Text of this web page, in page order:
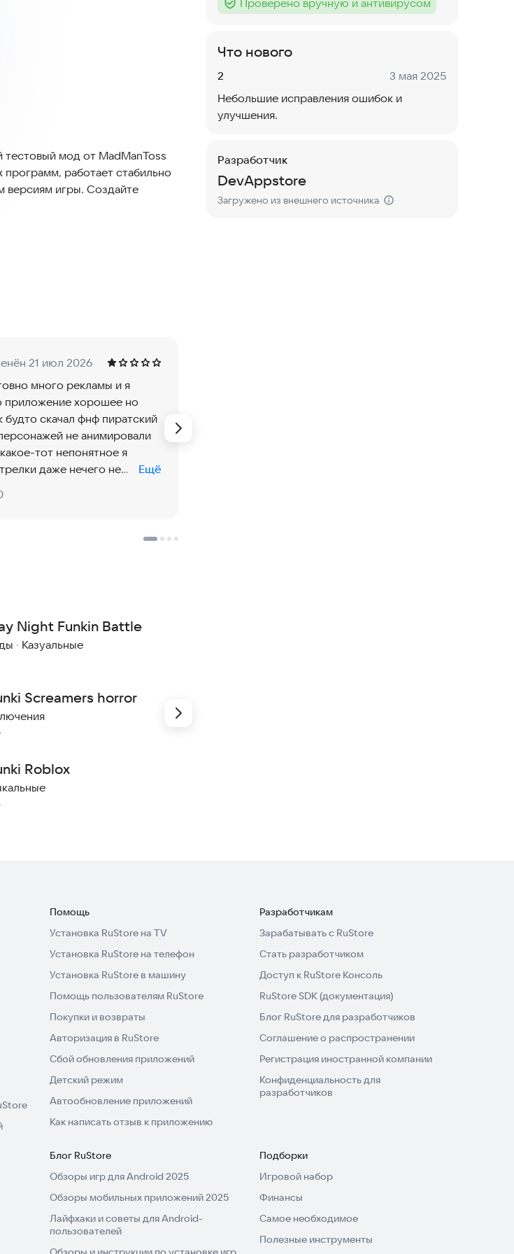
мод от MadManToss
работает стабильно
версиям игры. Создайте
Night Funkin'? Теперь у вас
к выступлению —
чтобы испытать новые
21 июл 2026
много рекламы и я
приложение хорошее но
будто скачал фнф пиратский
не анимировали
тот непонятное я
даже нечего не
приложение просто
не работает думал
Ещё
Night Funkin Battle
· Казуальные
Screamers horror
Roblox
Тег :
Проверено вручную и антивирусом
Что нового
Версия:
2 Дата:
3 мая 2025
Небольшие исправления ошибок и
улучшения.
Разработчик
DevAppstore
Загружено из внешнего источника
Помощь
Установка RuStore на TV
Установка RuStore на телефон
Установка RuStore в машину
Помощь пользователям RuStore
Покупки и возвраты
Авторизация в RuStore
Сбой обновления приложений
Детский режим
Автообновление приложений
Как написать отзыв к приложению
Разработчикам
Зарабатывать с RuStore
Стать разработчиком
Доступ к RuStore Консоль
RuStore SDK (документация)
Блог RuStore для разработчиков
Соглашение о распространении
Регистрация иностранной компании
Конфиденциальность для
разработчиков
Блог RuStore
Обзоры игр для Android 2025
Обзоры мобильных приложений 2025
Лайфхаки и советы для Android-
пользователей
Подборки
Игровой набор
Финансы
Самое необходимое
Полезные инструменты